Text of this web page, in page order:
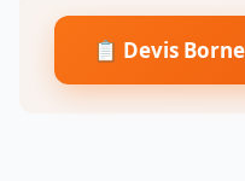
📋 Devis